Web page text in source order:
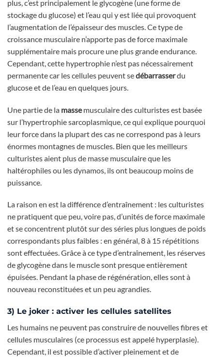
plus, c’est principalement le glycogène (une forme de
stockage du glucose) et l’eau qui y est liée qui provoquent
l’augmentation de l’épaisseur des muscles. Ce type de
croissance musculaire n’apporte pas de force maximale
supplémentaire mais procure une plus grande endurance.
Cependant, cette hypertrophie n’est pas nécessairement
permanente car les cellules peuvent sedébarrasserdu
glucose et de l’eau en quelques jours.
Une partie de la massemusculaire des culturistes est basée
sur l’hypertrophie sarcoplasmique, ce qui explique pourquoi
leur force dans la plupart des cas ne correspond pas à leurs
énormes montagnes de muscles. Bien que les meilleurs
culturistes aient plus de masse musculaire que les
haltérophiles ou les dynamos, ils ont beaucoup moins de
puissance.
La raison en est la différence d’entraînement : les culturistes
ne pratiquent que peu, voire pas, d’unités de force maximale
et se concentrent plutôt sur des séries plus longues de poids
correspondants plus faibles : en général, 8 à 15 répétitions
sont effectuées. Grâce à ce type d’entraînement, les réserves
de glycogène dans le muscle sont presque entièrement
épuisées. Pendant la phase de régénération, elles sont à
nouveau reconstituées et un peu agrandies.
3) Le joker : activer les cellules satellites
Les humains ne peuvent pas construire de nouvelles fibres et
cellules musculaires (ce processus est appelé hyperplasie).
Cependant, il est possible d’activer pleinement et de